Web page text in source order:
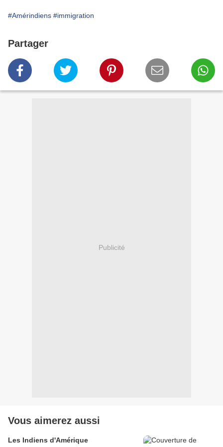
#Amérindiens #immigration
Partager
Publicité
Vous aimerez aussi
Les Indiens d'Amérique